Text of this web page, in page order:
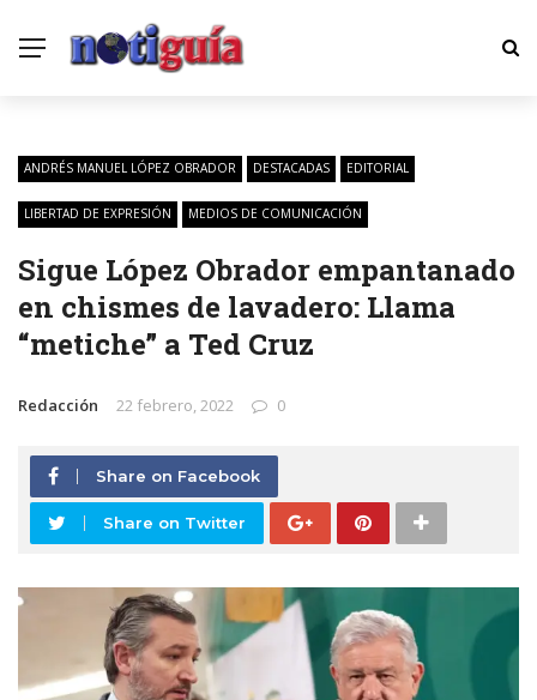
ANDRÉS MANUEL LÓPEZ OBRADOR DESTACADAS EDITORIAL
LIBERTAD DE EXPRESIÓN MEDIOS DE COMUNICACIÓN
Sigue López Obrador empantanado
en chismes de lavadero: Llama
“metiche” a Ted Cruz
Redacción 22 febrero, 2022 0
Share on Facebook
Share on Twitter